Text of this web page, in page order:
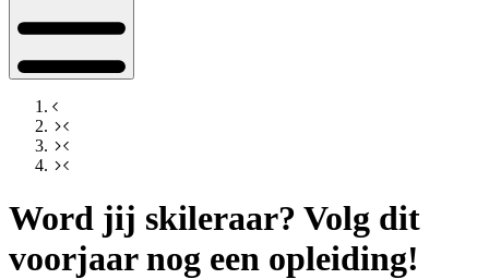
Word jij skileraar? Volg dit
voorjaar nog een opleiding!